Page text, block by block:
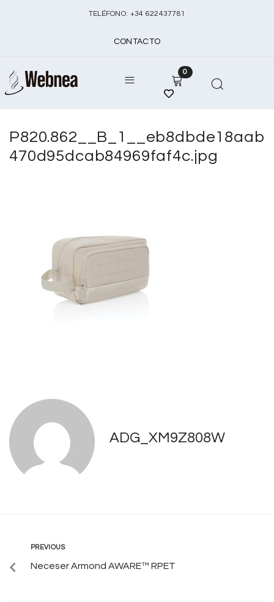
TELÉFONO: +34 622437781
CONTACTO
0
P820.862__B_1__eb8dbde18aab
470d95dcab84969faf4c.jpg
ADG_XM9Z808W
PREVIOUS
Neceser Armond AWARE™ RPET